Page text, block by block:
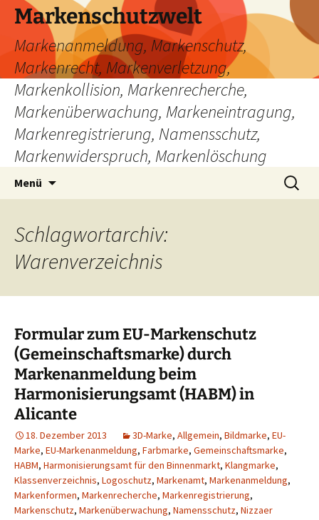
Zum
Inhalt
springen
Markenschutzwelt
Markenanmeldung, Markenschutz,
Markenrecht, Markenverletzung,
Markenkollision, Markenrecherche,
Markenüberwachung, Markeneintragung,
Markenregistrierung, Namensschutz,
Markenwiderspruch, Markenlöschung
Menü
Suchen
nach:
Schlagwortarchiv:
Warenverzeichnis
Formular zum EU-Markenschutz
(Gemeinschaftsmarke) durch
Markenanmeldung beim
Harmonisierungsamt (HABM) in
Alicante
18. Dezember 2013 3D-Marke, Allgemein, Bildmarke, EU-
Marke, EU-Markenanmeldung, Farbmarke, Gemeinschaftsmarke,
HABM, Harmonisierungsamt für den Binnenmarkt, Klangmarke,
Klassenverzeichnis, Logoschutz, Markenamt, Markenanmeldung,
Markenformen, Markenrecherche, Markenregistrierung,
Markenschutz, Markenüberwachung, Namensschutz, Nizzaer